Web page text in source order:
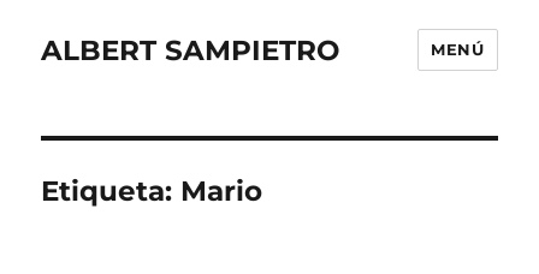
ALBERT SAMPIETRO MENÚ
Etiqueta: Mario